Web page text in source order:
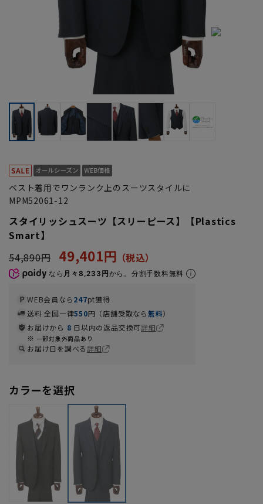
ベスト着用でワンランク上のスーツスタイルに
MPM52061-12
スタイリッシュスーツ【スリーピース】【Plastics
Smart】
54,890円
49,401円
なら 月々8,233円から。分割手数料無料
WEB会員なら247pt獲得
送料 全国一律550円（店舗受取なら無料）
お届けから 8 日以内の返品交換可詳細
一部対象外商品あり
お届け日を調べる詳細
カラーを選択